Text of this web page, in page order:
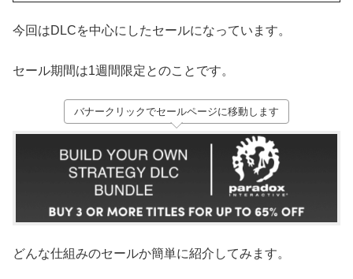
今回はDLCを中心にしたセールになっています。
セール期間は1週間限定とのことです。
バナークリックでセールページに移動します
どんな仕組みのセールか簡単に紹介してみます。